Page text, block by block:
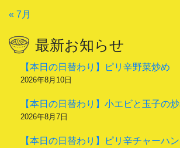
« 7月
最新お知らせ
【本日の日替わり】ピリ辛野菜炒め
2026年8月10日
【本日の日替わり】小エビと玉子の
2026年8月7日
【本日の日替わり】ピリ辛チャーハン